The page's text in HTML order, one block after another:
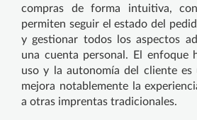
compras de forma intuitiva,
permiten seguir el estado del
y gestionar todos los aspectos
una cuenta personal. El enfoque
uso y la autonomía del cliente
mejora notablemente la
a otras imprentas tradicionales.